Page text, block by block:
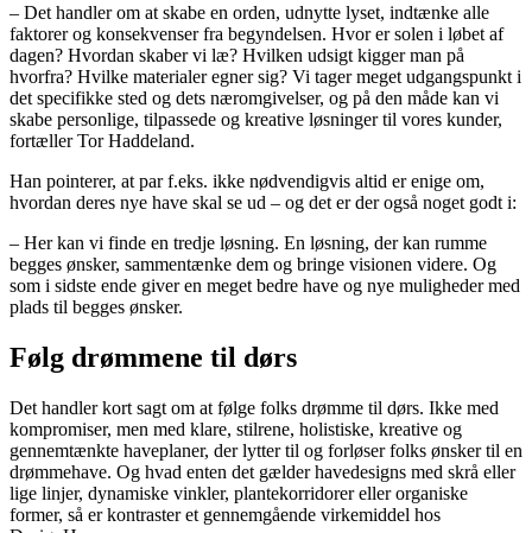
– Det handler om at skabe en orden, udnytte lyset, indtænke alle
faktorer og konsekvenser fra begyndelsen. Hvor er solen i løbet af
dagen? Hvordan skaber vi læ? Hvilken udsigt kigger man på
hvorfra? Hvilke materialer egner sig? Vi tager meget udgangspunkt i
det specifikke sted og dets næromgivelser, og på den måde kan vi
skabe personlige, tilpassede og kreative løsninger til vores kunder,
fortæller Tor Haddeland.
Han pointerer, at par f.eks. ikke nødvendigvis altid er enige om,
hvordan deres nye have skal se ud – og det er der også noget godt i:
– Her kan vi finde en tredje løsning. En løsning, der kan rumme
begges ønsker, sammentænke dem og bringe visionen videre. Og
som i sidste ende giver en meget bedre have og nye muligheder med
plads til begges ønsker.
Følg drømmene til dørs
Det handler kort sagt om at følge folks drømme til dørs. Ikke med
kompromiser, men med klare, stilrene, holistiske, kreative og
gennemtænkte haveplaner, der lytter til og forløser folks ønsker til en
drømmehave. Og hvad enten det gælder havedesigns med skrå eller
lige linjer, dynamiske vinkler, plantekorridorer eller organiske
former, så er kontraster et gennemgående virkemiddel hos